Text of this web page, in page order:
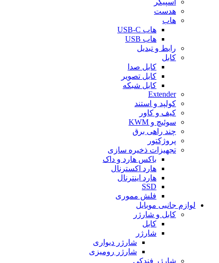
اسپیکر
هدست
هاب
هاب USB-C
هاب USB
رابط و تبدیل
کابل
کابل صدا
کابل تصویر
کابل شبکه
Extender
کولپد و استند
کیف و کاور
سوئیچ و KWM
چند راهی برق
پروژکتور
تجهیزات ذخیره سازی
باکس هارد و داک
هارد اکسترنال
هارد اینترنال
SSD
فلش مموری
لوازم جانبی موبایل
کابل و شارژر
کابل
شارژر
شارژر دیواری
شارژر رومیزی
شارژر فندکی